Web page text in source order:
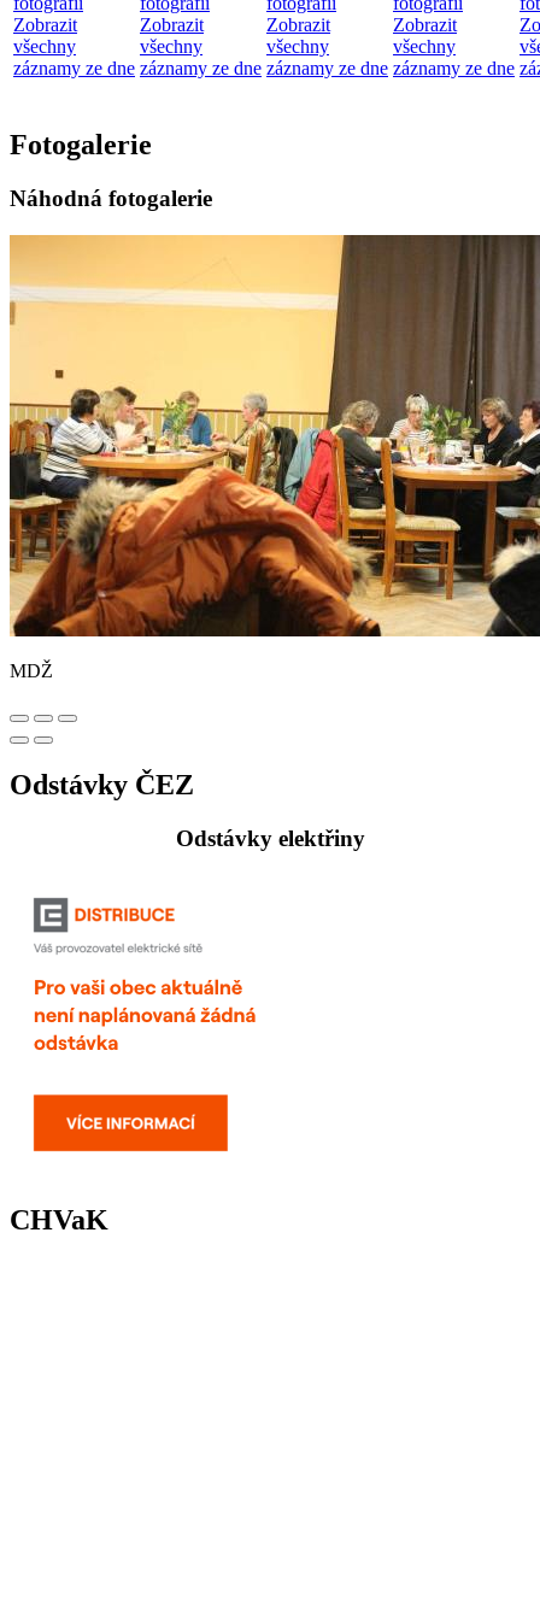
Zobrazit
všechny
záznamy ze dne
Zobrazit
všechny
záznamy ze dne
Zobrazit
všechny
záznamy ze dne
Zobrazit
všechny
záznamy ze dne
Fotogalerie
Náhodná fotogalerie
MDŽ
Odstávky ČEZ
Odstávky elektřiny
CHVaK